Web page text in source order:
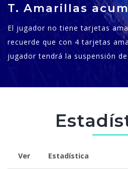
T. Amarillas
El jugador no tiene tarjetas
recuerde que con 4 tarjetas
jugador tendrá la suspensión
Ver Estadística